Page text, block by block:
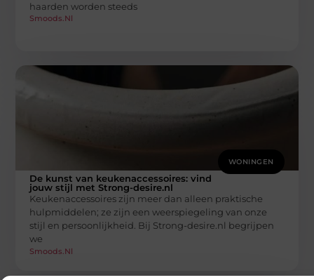
haarden worden steeds
Smoods.nl
WONINGEN
De kunst van keukenaccessoires: vind
jouw stijl met Strong-desire.nl
Keukenaccessoires zijn meer dan alleen praktische
hulpmiddelen; ze zijn een weerspiegeling van onze
stijl en persoonlijkheid. Bij Strong-desire.nl begrijpen
we
Smoods.nl